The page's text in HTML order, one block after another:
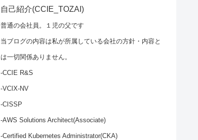
自己紹介(CCIE_TOZAI)
普通の会社員。１児の父です
当ブログの内容は私が所属している会社の方針・内容と
は一切関係ありません。
-CCIE R&S
-VCIX-NV
-CISSP
-AWS Solutions Architect(Associate)
-Certified Kubernetes Administrator(CKA)